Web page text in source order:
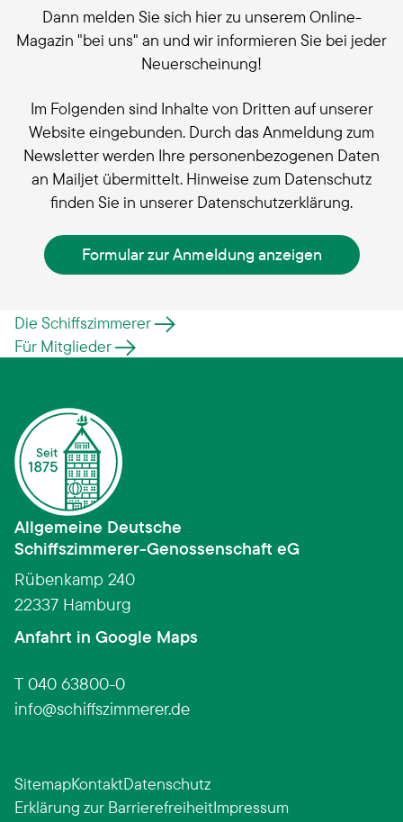
Dann melden Sie sich hier zu unserem Online-
Magazin "bei uns" an und wir informieren Sie bei jeder
Neuerscheinung!
Im Folgenden sind Inhalte von Dritten auf unserer
Website eingebunden. Durch das Anmeldung zum
Newsletter werden Ihre personenbezogenen Daten
an Mailjet übermittelt. Hinweise zum Datenschutz
finden Sie in unserer Datenschutzerklärung.
Formular zur Anmeldung anzeigen
Die Schiffszimmerer
Für Mitglieder
Allgemeine Deutsche
Schiffszimmerer­-­Genossenschaft eG
Rübenkamp 240
22337 Hamburg
Anfahrt in Google Maps
T 040 63800-0
info
schiffszimmerer.de
SitemapKontaktDatenschutz
Erklärung zur BarrierefreiheitImpressum